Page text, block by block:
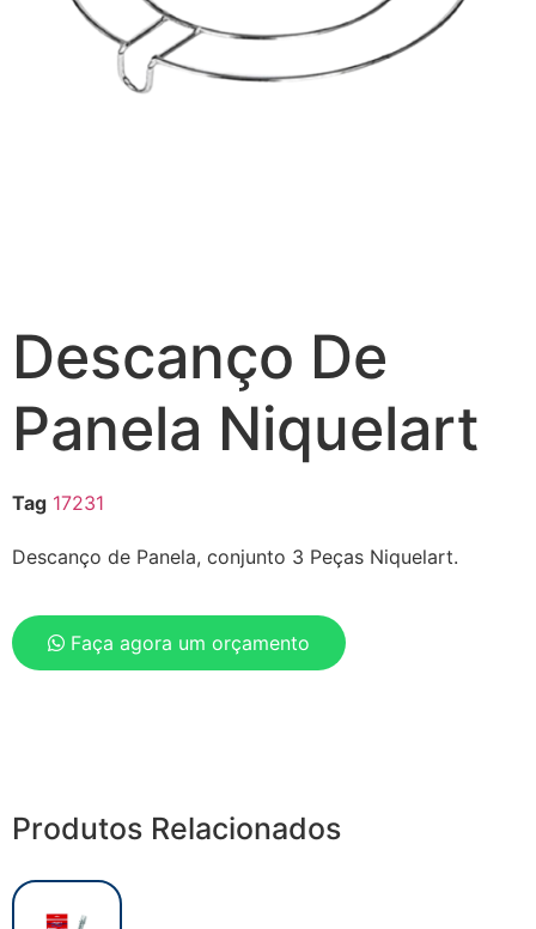
Descanço De
Panela Niquelart
Tag 17231
Descanço de Panela, conjunto 3 Peças Niquelart.
Faça agora um orçamento
Produtos Relacionados